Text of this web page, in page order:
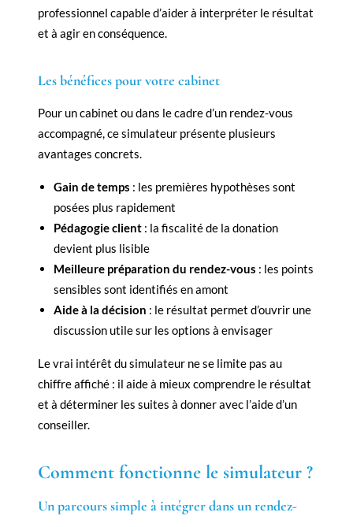
professionnel capable d’aider à interpréter le résultat
et à agir en conséquence.
Les bénéfices pour votre cabinet
Pour un cabinet ou dans le cadre d’un rendez-vous
accompagné, ce simulateur présente plusieurs
avantages concrets.
Gain de temps : les premières hypothèses sont
posées plus rapidement
Pédagogie client : la fiscalité de la donation
devient plus lisible
Meilleure préparation du rendez-vous : les points
sensibles sont identifiés en amont
Aide à la décision : le résultat permet d’ouvrir une
discussion utile sur les options à envisager
Le vrai intérêt du simulateur ne se limite pas au
chiffre affiché : il aide à mieux comprendre le résultat
et à déterminer les suites à donner avec l’aide d’un
conseiller.
Comment fonctionne le simulateur ?
Un parcours simple à intégrer dans un rendez-